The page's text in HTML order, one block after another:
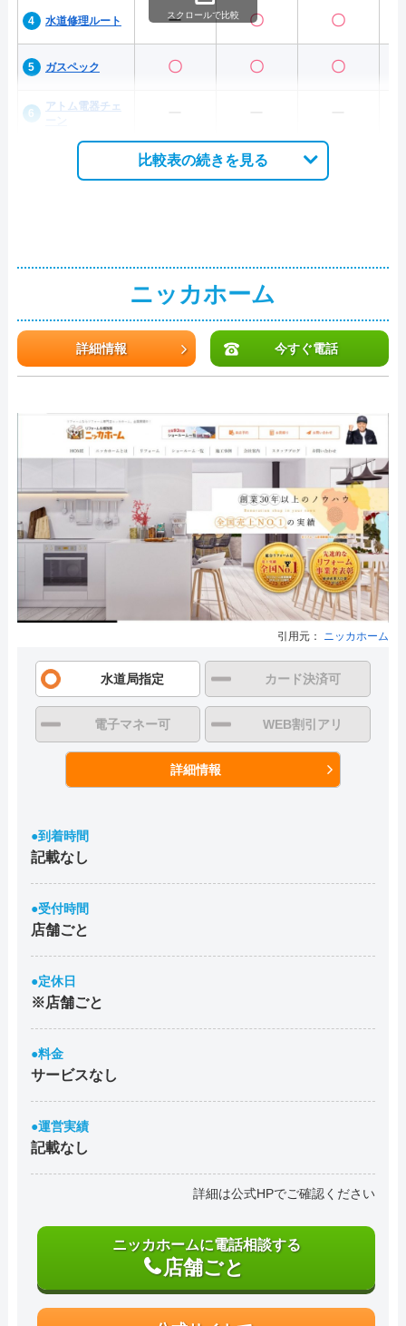
水道修理ルート ー 〇 〇
ガスペック 〇 〇 〇
アトム電器チェ
スクロールで比較
比較表の続きを見る
ニッカホーム
詳細情報 今すぐ電話
引用元： ニッカホーム
水道局指定 カード決済可
電子マネー可 WEB割引アリ
詳細情報
●到着時間
記載なし
●受付時間
店舗ごと
●定休日
※店舗ごと
●料金
サービスなし
●運営実績
記載なし
詳細は公式HPでご確認ください
ニッカホームに電話相談する
店舗ごと